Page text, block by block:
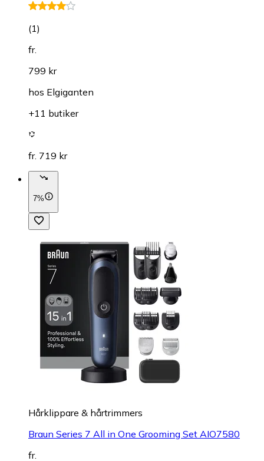
(1)
fr.
799 kr
hos Elgiganten
+11 butiker
fr. 719 kr
7%
Hårklippare & hårtrimmers
Braun Series 7 All in One Grooming Set AIO7580
fr.